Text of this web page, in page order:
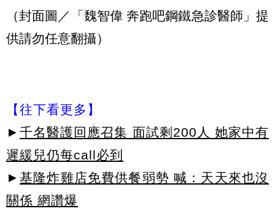
（封面圖／「魏智偉 奔跑吧鋼鐵急診醫師」提
供請勿任意翻攝）
【往下看更多】
► 千名醫護回應召集 面試剩200人 她家中有
遲緩兒仍每call必到
► 基隆炸雞店免費供餐弱勢 喊：天天來也沒
關係 網讚爆